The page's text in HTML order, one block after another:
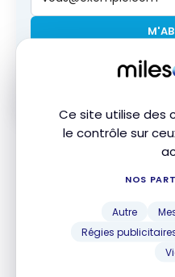
Ce site utilise des
le contrôle sur
NOS
Autre
Régies
En vous abonnant, vous recevrez
Cependant, avec la
dépenser plus d’argent
récompenses
Scène+ :